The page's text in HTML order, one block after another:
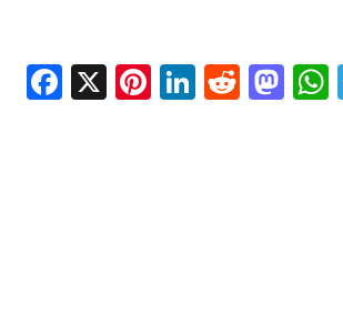
Facebook
X Pinterest
LinkedIn